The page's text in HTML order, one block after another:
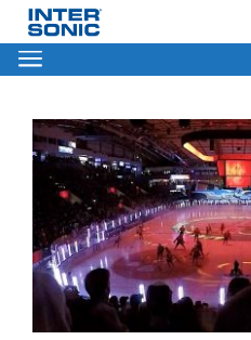
Skip
to
content
View
Larger
Image